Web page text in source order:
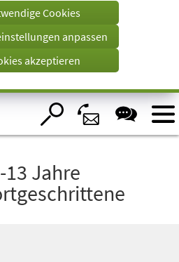
Cookies
anpassen
akzeptieren
13 Jahre